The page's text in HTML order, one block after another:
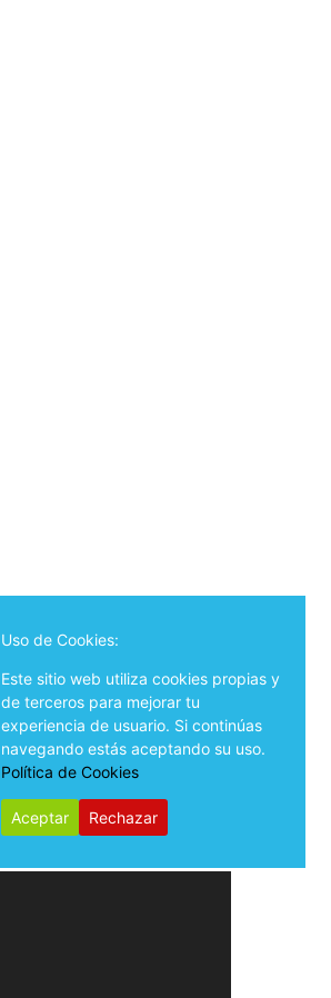
Uso de Cookies:
Este sitio web utiliza cookies propias y
de terceros para mejorar tu
experiencia de usuario. Si continúas
navegando estás aceptando su uso.
Política de Cookies
Aceptar Rechazar